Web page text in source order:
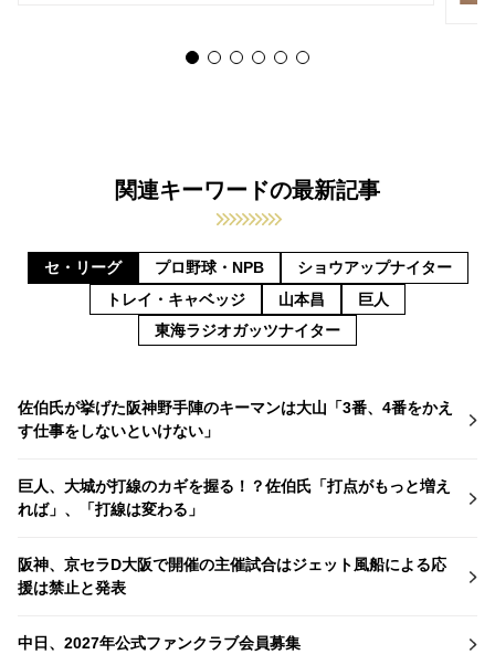
関連キーワードの最新記事
セ・リーグ プロ野球・NPB
ショウアップナイター
トレイ・キャベッジ
山本昌
巨人
東海ラジオガッツナイター
佐伯氏が挙げた阪神野手陣のキーマンは大山「3番、4番をかえ
す仕事をしないといけない」
巨人、大城が打線のカギを握る！？佐伯氏「打点がもっと増え
れば」、「打線は変わる」
阪神、京セラD大阪で開催の主催試合はジェット風船による応
援は禁止と発表
中日、2027年公式ファンクラブ会員募集